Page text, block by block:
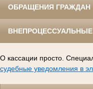
ОБРАЩЕНИЯ ГРАЖДАН
О кассации просто.
судебные уведомления в